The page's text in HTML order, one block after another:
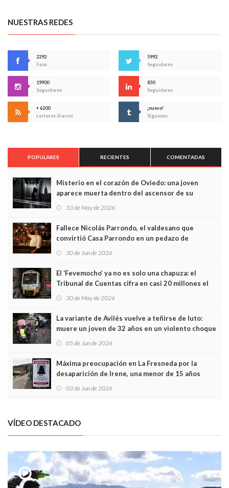
NUESTRAS REDES
2292
Fans
5992
Seguidores
19900
Seguidores
830
Seguidores
+ 6200
Lectores diarios
¡nuevo!
Síguenos
POPULARES RECIENTES COMENTADAS
Misterio en el corazón de Oviedo: una joven
aparece muerta dentro del ascensor de su
edificio y las cámaras captan sus últimos minutos
10 de May de 2026
Fallece Nicolás Parrondo, el valdesano que
convirtió Casa Parrondo en un pedazo de
Asturias en Madrid
30 de Jun de 2026
El ‘Fevemocho’ ya no es solo una chapuza: el
Tribunal de Cuentas cifra en casi 20 millones el
sobrecoste de los trenes que no cabían por los
30 de May de 2026
La variante de Avilés vuelve a teñirse de luto:
muere un joven de 32 años en un violento choque
frontal
05 de Jun de 2026
Máxima preocupación en La Fresneda por la
desaparición de Irene, una menor de 15 años
03 de Jun de 2026
VÍDEO DESTACADO